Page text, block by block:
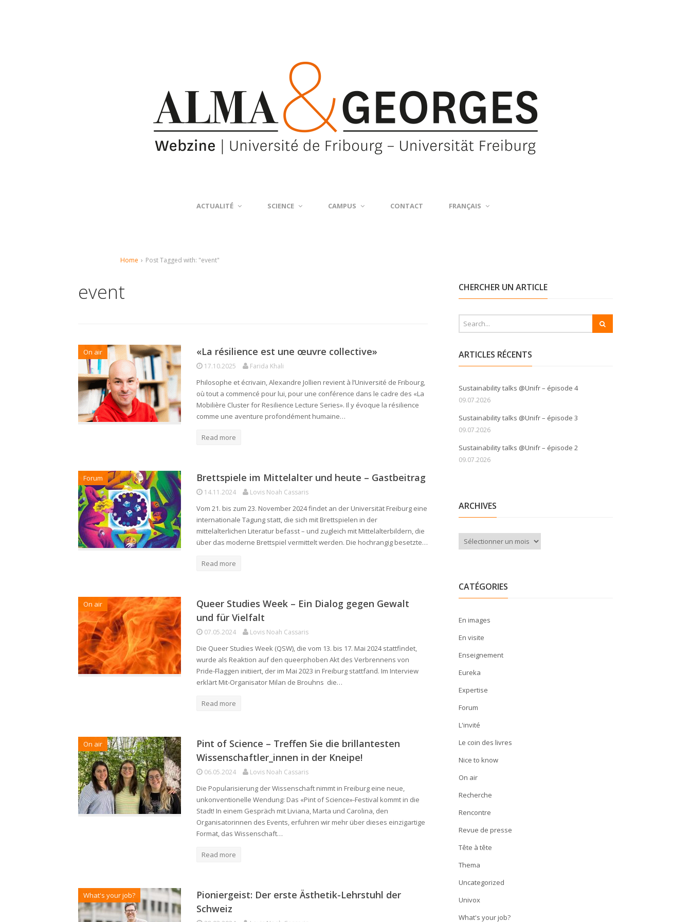
ACTUALITÉ SCIENCE CAMPUS CONTACT FRANÇAIS
Home › Post Tagged with: "event"
event
On air «La résilience est une œuvre collective»
17.10.2025 Farida Khali
Philosophe et écrivain, Alexandre Jollien revient à l’Université de Fribourg,
où tout a commencé pour lui, pour une conférence dans le cadre des «La
Mobilière Cluster for Resilience Lecture Series». Il y évoque la résilience
comme une aventure profondément humaine…
Read more
Forum Brettspiele im Mittelalter und heute – Gastbeitrag
14.11.2024 Lovis Noah Cassaris
Vom 21. bis zum 23. November 2024 findet an der Universität Freiburg eine
internationale Tagung statt, die sich mit Brettspielen in der
mittelalterlichen Literatur befasst – und zugleich mit Mittelalterbildern, die
über das moderne Brettspiel vermittelt werden. Die hochrangig besetzte…
Read more
On air
Queer Studies Week – Ein Dialog gegen Gewalt
und für Vielfalt
07.05.2024 Lovis Noah Cassaris
Die Queer Studies Week (QSW), die vom 13. bis 17. Mai 2024 stattfindet,
wurde als Reaktion auf den queerphoben Akt des Verbrennens von
Pride-Flaggen initiiert, der im Mai 2023 in Freiburg stattfand. Im Interview
erklärt Mit-Organisator Milan de Brouhns die…
Read more
On air
Pint of Science – Treffen Sie die brillantesten
Wissenschaftler_innen in der Kneipe!
06.05.2024 Lovis Noah Cassaris
Die Popularisierung der Wissenschaft nimmt in Freiburg eine neue,
unkonventionelle Wendung: Das «Pint of Science»-Festival kommt in die
Stadt! In einem Gespräch mit Liviana, Marta und Carolina, den
Organisatorinnen des Events, erfuhren wir mehr über dieses einzigartige
Format, das Wissenschaft…
Read more
What's your job?
Pioniergeist: Der erste Ästhetik-Lehrstuhl der
Schweiz
CHERCHER UN ARTICLE
ARTICLES RÉCENTS
Sustainability talks @Unifr – épisode 4
09.07.2026
Sustainability talks @Unifr – épisode 3
09.07.2026
Sustainability talks @Unifr – épisode 2
09.07.2026
ARCHIVES
Archives
CATÉGORIES
En images
En visite
Enseignement
Eureka
Expertise
Forum
L'invité
Le coin des livres
Nice to know
On air
Recherche
Rencontre
Revue de presse
Tête à tête
Thema
Uncategorized
Univox
What's your job?